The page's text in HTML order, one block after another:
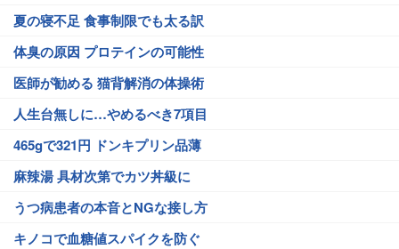
夏の寝不足 食事制限でも太る訳
体臭の原因 プロテインの可能性
医師が勧める 猫背解消の体操術
人生台無しに…やめるべき7項目
465gで321円 ドンキプリン品薄
麻辣湯 具材次第でカツ丼級に
うつ病患者の本音とNGな接し方
キノコで血糖値スパイクを防ぐ